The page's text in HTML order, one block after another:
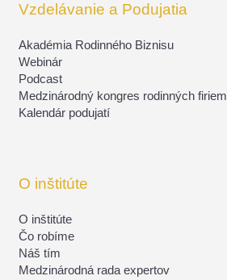
Vzdelávanie a Podujatia
Akadémia Rodinného Biznisu
Webinár
Podcast
Medzinárodný kongres rodinných firiem
Kalendár podujatí
O inštitúte
O inštitúte
Čo robíme
Náš tím
Medzinárodná rada expertov